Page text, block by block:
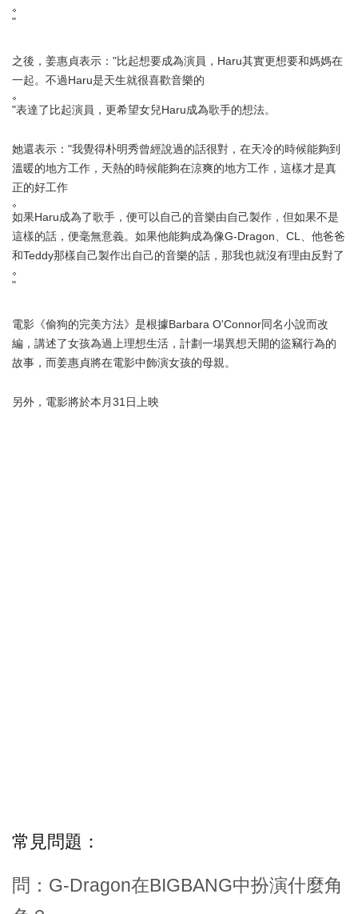
"
之後，姜惠貞表示："比起想要成為演員，Haru其實更想要和媽媽在
一起。不過Haru是天生就很喜歡音樂的
"表達了比起演員，更希望女兒Haru成為歌手的想法。
她還表示："我覺得朴明秀曾經說過的話很對，在天冷的時候能夠到
溫暖的地方工作，天熱的時候能夠在涼爽的地方工作，這樣才是真
正的好工作
如果Haru成為了歌手，便可以自己的音樂由自己製作，但如果不是
這樣的話，便毫無意義。如果他能夠成為像G-Dragon、CL、他爸爸
和Teddy那樣自己製作出自己的音樂的話，那我也就沒有理由反對了
"
電影《偷狗的完美方法》是根據Barbara O'Connor同名小說而改
編，講述了女孩為過上理想生活，計劃一場異想天開的盜竊行為的
故事，而姜惠貞將在電影中飾演女孩的母親。
另外，電影將於本月31日上映
常見問題：
問：G-Dragon在BIGBANG中扮演什麼角